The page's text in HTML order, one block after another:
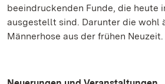
beeindruckenden Funde, die heute
ausgestellt sind. Darunter die wohl
Männerhose aus der frühen Neuzeit.